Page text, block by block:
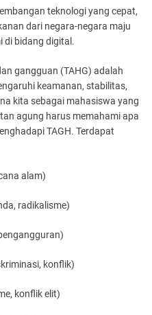
teknologi yang cepat,
dari negara-negara maju
di bidang digital.
gangguan (TAHG) adalah
keamanan, stabilitas,
kita sebagai mahasiswa yang
agung harus memahami apa
TAGH. Terdapat
alam)
radikalisme)
konflik)
konflik elit)